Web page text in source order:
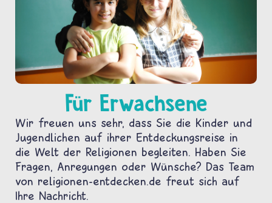
Für Erwachsene
Wir freuen uns sehr, dass Sie die Kinder und
Jugendlichen auf ihrer Entdeckungsreise in
die Welt der Religionen begleiten. Haben Sie
Fragen, Anregungen oder Wünsche? Das Team
von religionen-entdecken.de freut sich auf
Ihre Nachricht.